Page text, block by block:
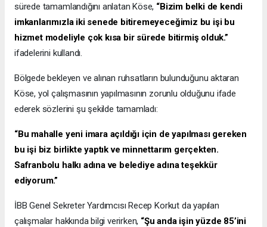
sürede tamamlandığını anlatan Köse, “Bizim belki de kendi
imkanlarımızla iki senede bitiremeyeceğimiz bu işi bu
hizmet modeliyle çok kısa bir sürede bitirmiş olduk.”
ifadelerini kullandı.
Bölgede bekleyen ve alınan ruhsatların bulunduğunu aktaran
Köse, yol çalışmasının yapılmasının zorunlu olduğunu ifade
ederek sözlerini şu şekilde tamamladı:
“Bu mahalle yeni imara açıldığı için de yapılması gereken
bu işi biz birlikte yaptık ve minnettarım gerçekten.
Safranbolu halkı adına ve belediye adına teşekkür
ediyorum.”
İBB Genel Sekreter Yardımcısı Recep Korkut da yapılan
çalışmalar hakkında bilgi verirken, “Şu anda işin yüzde 85’ini